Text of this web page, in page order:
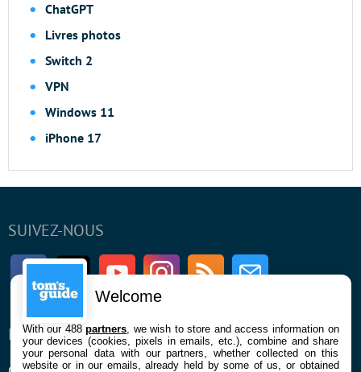
ChatGPT
Livres photos
Switch 2
VPN
Windows 11
iPhone 17
SUIVEZ-NOUS
FacebookTwitter Youtube InstagramRSS Newsletter
ENTREPRISE À PROPOS
Welcome
With our 488partners , we wish to store and access information on
your devices (cookies, pixels in emails, etc.), combine and share
your personal data with our partners, whether collected on this
website or in our emails, already held by some of us, or obtained